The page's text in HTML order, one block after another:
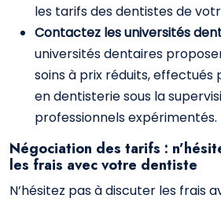
les tarifs des dentistes de
Contactez les universités
universités dentaires
soins à prix réduits, effectués
en dentisterie sous la
professionnels expérimentés.
Négociation des tarifs :
les frais avec votre dentiste
N’hésitez pas à discuter les frais